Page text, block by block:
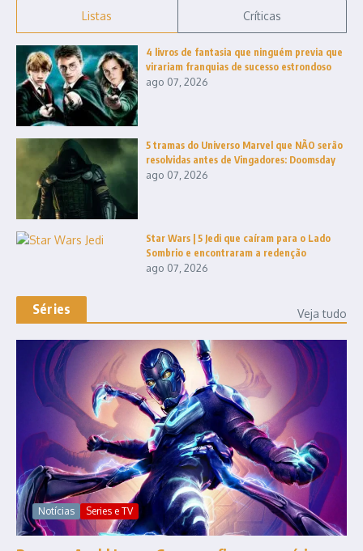
Listas Críticas
4 livros de fantasia que ninguém previa que
virariam franquias de sucesso estrondoso
ago 07, 2026
5 tramas do Universo Marvel que NÃO serão
resolvidas antes de Vingadores: Doomsday
ago 07, 2026
Star Wars | 5 Jedi que caíram para o Lado
Sombrio e encontraram a redenção
ago 07, 2026
Séries Veja tudo
Notícias Series e TV